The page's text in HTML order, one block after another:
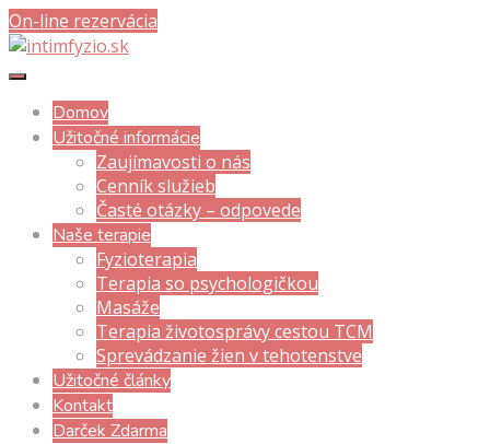
On-line rezervácia
Domov
Užitočné informácie
Zaujímavosti o nás
Cenník služieb
Časté otázky – odpovede
Naše terapie
Fyzioterapia
Terapia so psychologičkou
Masáže
Terapia životosprávy cestou TCM
Sprevádzanie žien v tehotenstve
Užitočné články
Kontakt
Darček Zdarma